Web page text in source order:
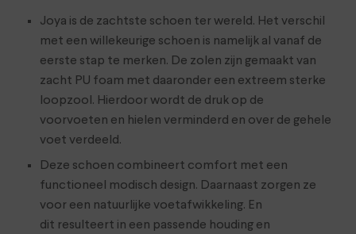
Joya is de zachtste schoen ter wereld. Het verschil
met een willekeurige schoen is namelijk al vanaf de
eerste stap te merken. De zolen zijn gemaakt van
zacht PU foam met daaronder een extreem sterke
loopzool. Hierdoor wordt de druk op de
voorvoeten en hielen verminderd en over de gehele
voet verdeeld.
Deze schoen combineert comfort met een
functioneel modisch design. Daarnaast zorgen ze
voor een natuurlijke voetafwikkeling. En
dit resulteert in een passende houding en